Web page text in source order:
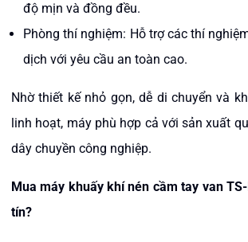
độ mịn và đồng đều.
Phòng thí nghiệm: Hỗ trợ các thí
dịch với yêu cầu an toàn cao.
Nhờ thiết kế nhỏ gọn, dễ di chuyển và
linh hoạt, máy phù hợp cả với sản xuất
dây chuyền công nghiệp.
Mua máy khuấy khí nén cầm tay van
tín?